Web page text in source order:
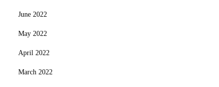
June 2022
May 2022
April 2022
March 2022